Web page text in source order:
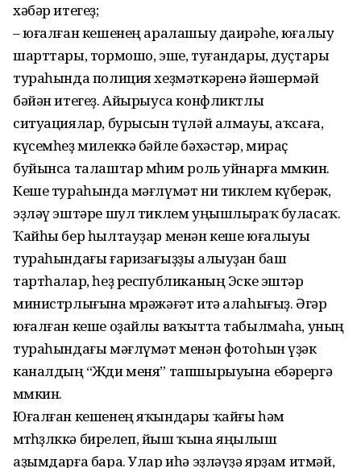
хәбәр итегеҙ;
– юғалған кешенең аралашыу даирәһе, юғалыу
шарттары, тормошо, эше, туғандары, дуҫтары
тураһында полиция хеҙмәткәренә йәшермәй
бәйән итегеҙ. Айырыуса конфликтлы
ситуациялар, бурысын түләй алмауы, аҡсаға,
күсемһеҙ милеккә бәйле бәхәстәр, мираҫ
буйынса талаштар мөһим роль уйнарға мөмкин.
Кеше тураһында мәғлүмәт ни тиклем күберәк,
эҙләү эштәре шул тиклем уңышлыраҡ буласаҡ.
Ҡайһы бер һылтауҙар менән кеше юғалыуы
тураһындағы ғаризағыҙҙы алыуҙан баш
тартһалар, һеҙ республиканың Эске эштәр
министрлығына мөрәжәғәт итә алаһығыҙ. Әгәр
юғалған кеше оҙайлы ваҡытта табылмаһа, уның
тураһындағы мәғлүмәт менән фотоһын үҙәк
каналдың “Жди меня” тапшырыуына ебәрергә
мөмкин.
Юғалған кешенең яҡындары ҡайғы һәм
өмөтһөҙлөккә бирелеп, йыш ҡына яңылыш
аҙымдарға бара. Улар иһә эҙләүҙә ярҙам итмәй,